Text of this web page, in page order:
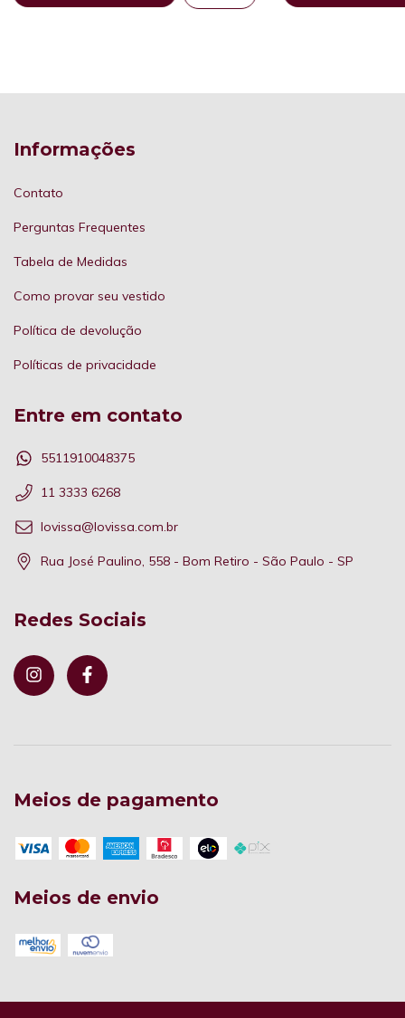
Informações
Contato
Perguntas Frequentes
Tabela de Medidas
Como provar seu vestido
Política de devolução
Políticas de privacidade
Entre em contato
5511910048375
11 3333 6268
lovissa@lovissa.com.br
Rua José Paulino, 558 - Bom Retiro - São Paulo - SP
Redes Sociais
Meios de pagamento
Meios de envio